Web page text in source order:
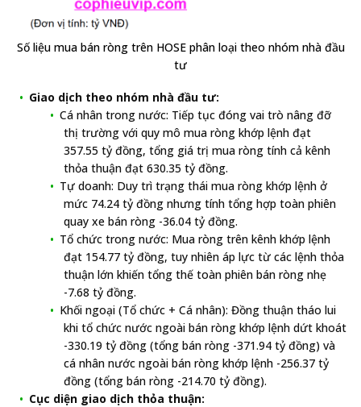
Số liệu mua bán ròng trên HOSE phân loại theo nhóm nhà đầu
tư
Giao dịch theo nhóm nhà đầu tư:
Cá nhân trong nước: Tiếp tục đóng vai trò nâng đỡ
thị trường với quy mô mua ròng khớp lệnh đạt
357.55 tỷ đồng, tổng giá trị mua ròng tính cả kênh
thỏa thuận đạt 630.35 tỷ đồng.
Tự doanh: Duy trì trạng thái mua ròng khớp lệnh ở
mức 74.24 tỷ đồng nhưng tính tổng hợp toàn phiên
quay xe bán ròng -36.04 tỷ đồng.
Tổ chức trong nước: Mua ròng trên kênh khớp lệnh
đạt 154.77 tỷ đồng, tuy nhiên áp lực từ các lệnh thỏa
thuận lớn khiến tổng thế toàn phiên bán ròng nhẹ
-7.68 tỷ đồng.
Khối ngoại (Tổ chức + Cá nhân): Đồng thuận tháo lui
khi tổ chức nước ngoài bán ròng khớp lệnh dứt khoát
-330.19 tỷ đồng (tổng bán ròng -371.94 tỷ đồng) và
cá nhân nước ngoài bán ròng khớp lệnh -256.37 tỷ
đồng (tổng bán ròng -214.70 tỷ đồng).
Cục diện giao dịch thỏa thuận: